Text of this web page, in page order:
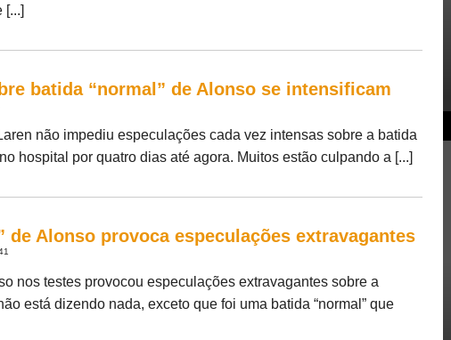
[...]
batida “normal” de Alonso se intensificam
não impediu especulações cada vez intensas sobre a batida
hospital por quatro dias até agora. Muitos estão culpando a [...]
de Alonso provoca especulações extravagantes
nos testes provocou especulações extravagantes sobre a
está dizendo nada, exceto que foi uma batida “normal” que